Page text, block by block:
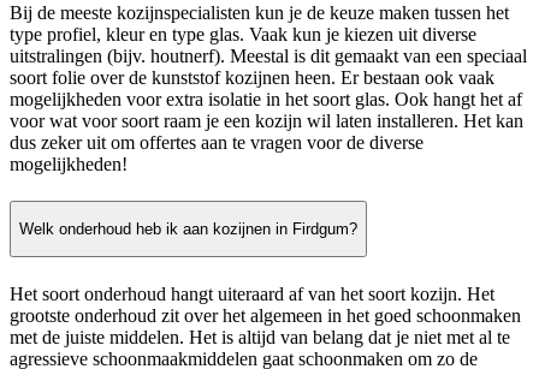
Bij de meeste kozijnspecialisten kun je de keuze maken tussen het
type profiel, kleur en type glas. Vaak kun je kiezen uit diverse
uitstralingen (bijv. houtnerf). Meestal is dit gemaakt van een speciaal
soort folie over de kunststof kozijnen heen. Er bestaan ook vaak
mogelijkheden voor extra isolatie in het soort glas. Ook hangt het af
voor wat voor soort raam je een kozijn wil laten installeren. Het kan
dus zeker uit om offertes aan te vragen voor de diverse
mogelijkheden!
Welk onderhoud heb ik aan kozijnen in Firdgum?
Het soort onderhoud hangt uiteraard af van het soort kozijn. Het
grootste onderhoud zit over het algemeen in het goed schoonmaken
met de juiste middelen. Het is altijd van belang dat je niet met al te
agressieve schoonmaakmiddelen gaat schoonmaken om zo de